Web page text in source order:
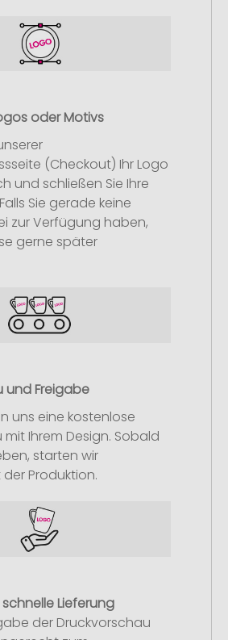
oder Motivs
(Checkout) Ihr Logo
und schließen Sie Ihre
Sie gerade keine
zur Verfügung haben,
gerne später
und Freigabe
uns eine kostenlose
Ihrem Design. Sobald
starten wir
Produktion.
Lieferung
der Druckvorschau